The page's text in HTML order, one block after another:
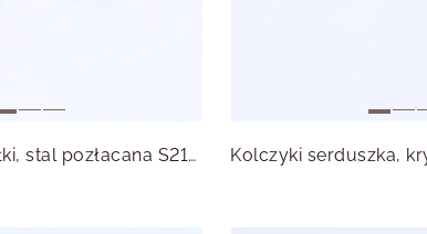
Kolczyki kryształki, stal pozłacana S215472Z00